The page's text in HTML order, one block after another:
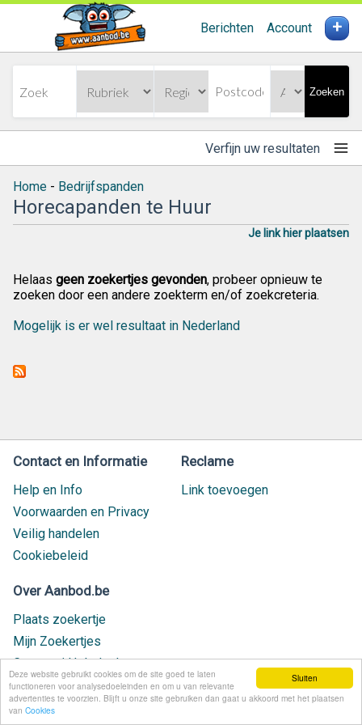
Sluiten
Deze website gebruikt cookies om de site goed te laten
functioneren voor analysedoeleinden en om u van relevante
advertenties te voorzien. Blijft u onze site gebruiken dan gaat u akkoord met het plaatsen
van Cookies
Berichten Account +
Zoeken
Verfijn uw resultaten
Home - Bedrijfspanden
Horecapanden te Huur
Je link hier plaatsen
Helaas geen zoekertjes gevonden, probeer opnieuw te
zoeken door een andere zoekterm en/of zoekcreteria.
Mogelijk is er wel resultaat in Nederland
Contact en Informatie
Help en Info
Voorwaarden en Privacy
Veilig handelen
Cookiebeleid
Reclame
Link toevoegen
Over Aanbod.be
Plaats zoekertje
Mijn Zoekertjes
Contact / Helpdesk
Nieuw geplaatst